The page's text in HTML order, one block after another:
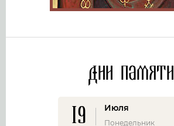
Дни памяти
19 Июля
Понедельник